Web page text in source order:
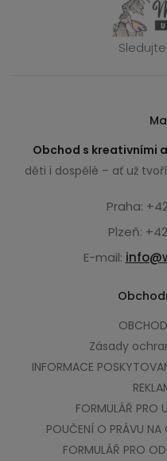
Obchod s kreativními
děti i dospělé – ať už
Praha:
Plzeň:
E-mail:
Zásady
INFORMACE
FORMULÁŘ PRO
POUČENÍ O PRÁVU
FORMULÁŘ PRO